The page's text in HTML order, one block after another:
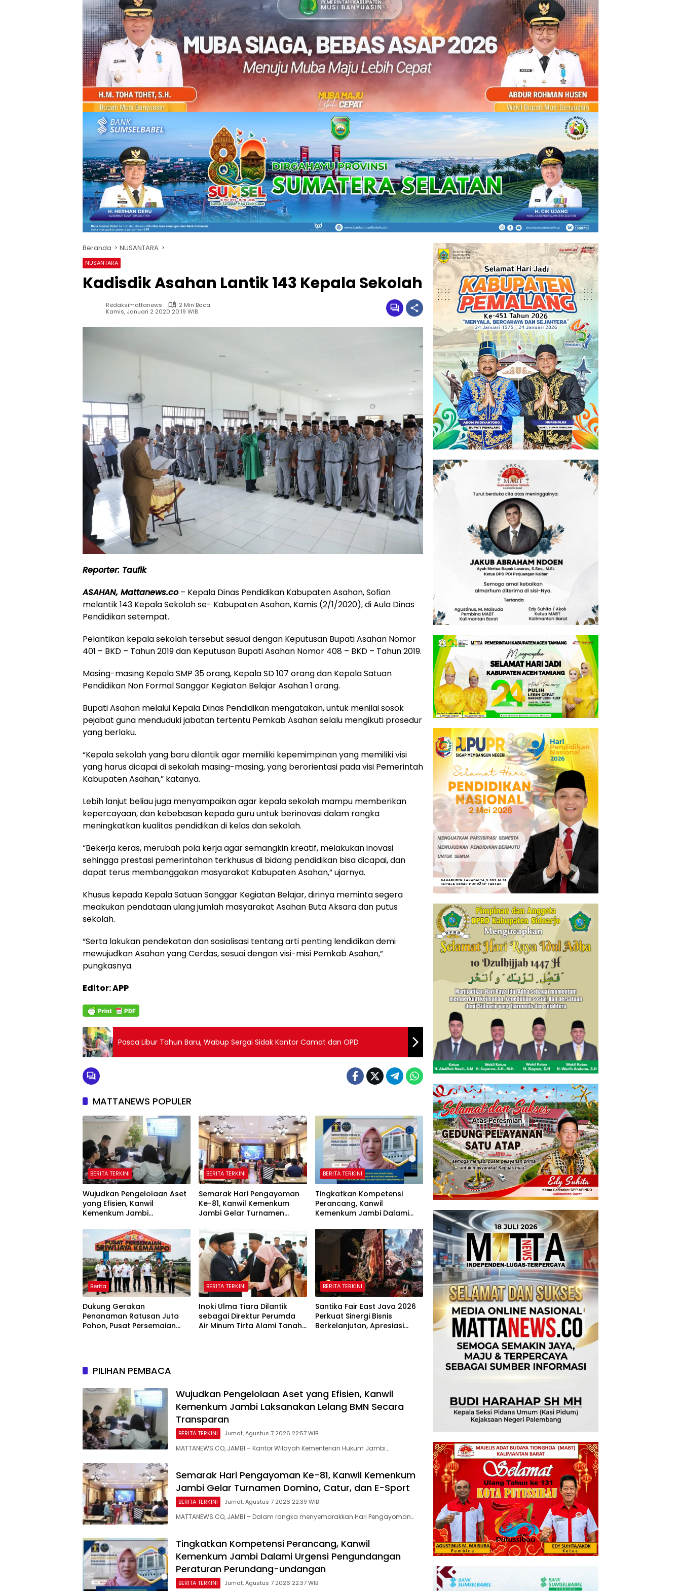
Beranda NUSANTARA
NUSANTARA
Kadisdik Asahan Lantik 143 Kepala Sekolah
Redaksimattanews
2 Min Baca
Kamis, Januari 2 2020 20:19 WIB
Reporter: Taufik
ASAHAN, Mattanews.co– Kepala Dinas Pendidikan Kabupaten Asahan, Sofian
melantik 143 Kepala Sekolah se- Kabupaten Asahan, Kamis (2/1/2020), di Aula Dinas
Pendidikan setempat.
Pelantikan kepala sekolah tersebut sesuai dengan Keputusan Bupati Asahan Nomor
401 – BKD – Tahun 2019 dan Keputusan Bupati Asahan Nomor 408 – BKD – Tahun 2019.
Masing-masing Kepala SMP 35 orang, Kepala SD 107 orang dan Kepala Satuan
Pendidikan Non Formal Sanggar Kegiatan Belajar Asahan 1 orang.
Bupati Asahan melalui Kepala Dinas Pendidikan mengatakan, untuk menilai sosok
pejabat guna menduduki jabatan tertentu Pemkab Asahan selalu mengikuti prosedur
yang berlaku.
“Kepala sekolah yang baru dilantik agar memiliki kepemimpinan yang memiliki visi
yang harus dicapai di sekolah masing-masing, yang berorientasi pada visi Pemerintah
Kabupaten Asahan,” katanya.
Lebih lanjut beliau juga menyampaikan agar kepala sekolah mampu memberikan
kepercayaan, dan kebebasan kepada guru untuk berinovasi dalam rangka
meningkatkan kualitas pendidikan di kelas dan sekolah.
“Bekerja keras, merubah pola kerja agar semangkin kreatif, melakukan inovasi
sehingga prestasi pemerintahan terkhusus di bidang pendidikan bisa dicapai, dan
dapat terus membanggakan masyarakat Kabupaten Asahan,” ujarnya.
Khusus kepada Kepala Satuan Sanggar Kegiatan Belajar, dirinya meminta segera
meakukan pendataan ulang jumlah masyarakat Asahan Buta Aksara dan putus
sekolah.
“Serta lakukan pendekatan dan sosialisasi tentang arti penting lendidikan demi
mewujudkan Asahan yang Cerdas, sesuai dengan visi-misi Pemkab Asahan,”
pungkasnya.
Editor: APP
Pasca Libur Tahun Baru, Wabup Sergai Sidak Kantor Camat dan OPD
MATTANEWS POPULER
BERITA TERKINI
Wujudkan Pengelolaan Aset
yang Efisien, Kanwil
Kemenkum Jambi
Secara Transparan
BERITA TERKINI
Semarak Hari Pengayoman
Ke-81, Kanwil Kemenkum
Jambi Gelar Turnamen
BERITA TERKINI
Tingkatkan Kompetensi
Perancang, Kanwil
Kemenkum Jambi Dalami
Peraturan Perundang-
undangan
Berita
Dukung Gerakan
Penanaman Ratusan Juta
Pohon, Pusat Persemaian
BERITA TERKINI
Inoki Ulma Tiara Dilantik
sebagai Direktur Perumda
Air Minum Tirta Alami Tanah
BERITA TERKINI
Santika Fair East Java 2026
Perkuat Sinergi Bisnis
Berkelanjutan, Apresiasi
PILIHAN PEMBACA
Wujudkan Pengelolaan Aset yang Efisien, Kanwil
Kemenkum Jambi Laksanakan Lelang BMN Secara
Transparan
BERITA TERKINI Jumat, Agustus 7 2026 22:57 WIB
MATTANEWS.CO, JAMBI – Kantor Wilayah Kementerian Hukum Jambi…
Semarak Hari Pengayoman Ke-81, Kanwil Kemenkum
Jambi Gelar Turnamen Domino, Catur, dan E-Sport
BERITA TERKINI Jumat, Agustus 7 2026 22:39 WIB
MATTANEWS.CO, JAMBI – Dalam rangka menyemarakkan Hari Pengayoman…
Tingkatkan Kompetensi Perancang, Kanwil
Kemenkum Jambi Dalami Urgensi Pengundangan
Peraturan Perundang-undangan
BERITA TERKINI Jumat, Agustus 7 2026 22:37 WIB